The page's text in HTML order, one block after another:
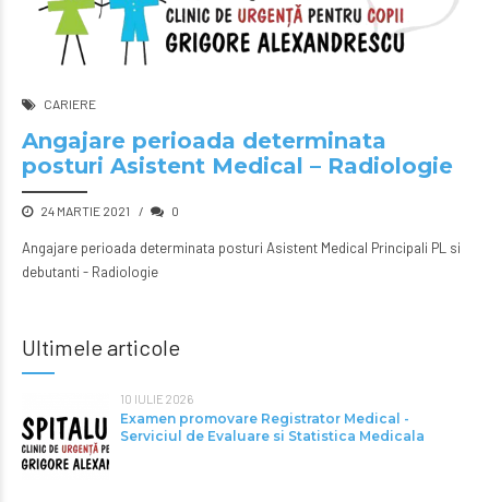
CARIERE
Angajare perioada determinata
posturi Asistent Medical – Radiologie
24 MARTIE 2021 0
Angajare perioada determinata posturi Asistent Medical Principali PL si
debutanti - Radiologie
Ultimele articole
10 IULIE 2026
Examen promovare Registrator Medical -
Serviciul de Evaluare si Statistica Medicala